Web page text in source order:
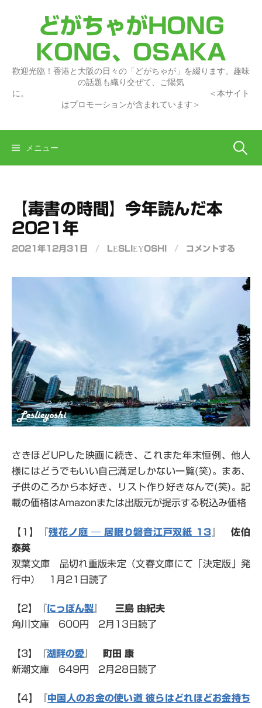
どがちゃがHONG
KONG、OSAKA
歡迎光臨！香港と大阪の日々の「どがちゃが」を綴ります。趣味
の話題も織り交ぜて、ご陽気
に。 ＜本サイト
はプロモーションが含まれています＞
メニュー 検
【毒書の時間】今年読んだ本
2021年
2021年12月31日 / LESLIEYOSHI / コメントする
さきほどUPした映画に続き、これまた年末恒例、他人
様にはどうでもいい自己満足しかない一覧(笑)。まあ、
子供のころから本好き、リスト作り好きなんで(笑)。記
載の価格はAmazonまたは出版元が提示する税込み価格
【1】『残花ノ庭 ─ 居眠り磐音江戸双紙 13』佐伯
泰英
双葉文庫 品切れ重版未定（文春文庫にて「決定版」発
行中） 1月21日読了
【2】『にっぽん製
三島 由紀夫
角川文庫 600円 2月13日読了
【3】 『湖畔の愛
町田 康
新潮文庫 649円 2月28日読了
【4】『中国人のお金の使い道 彼らはどれほどお金持ち